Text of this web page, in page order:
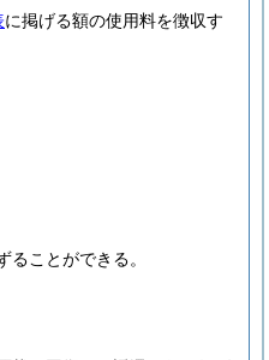
に掲げる額の使用料を徴収す
ことができる。